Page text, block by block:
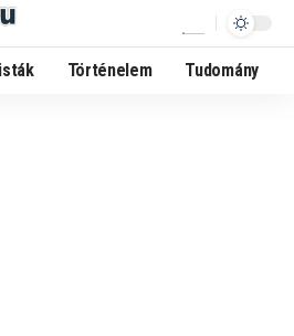
Történelem Tudomány